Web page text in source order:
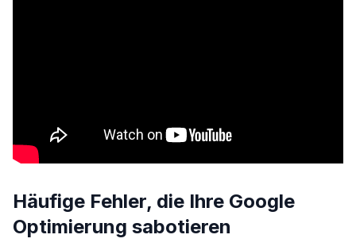
Häufige Fehler, die Ihre Google
Optimierung sabotieren